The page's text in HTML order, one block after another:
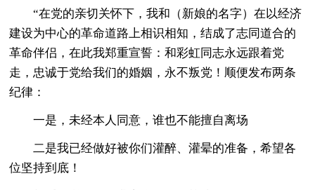
“在党的亲切关怀下，我和（新娘的名字）在以经济
建设为中心的革命道路上相识相知，结成了志同道合的
革命伴侣，在此我郑重宣誓：和彩虹同志永远跟着党
走，忠诚于党给我们的婚姻，永不叛党！顺便发布两条
纪律：
一是，未经本人同意，谁也不能擅自离场
二是我已经做好被你们灌醉、灌晕的准备，希望各
位坚持到底！